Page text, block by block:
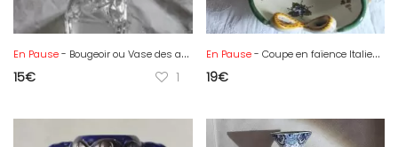
En Pause- Bougeoir ou Vase des années 70 en Cristal dépoli, Krokristall
15€ 1
En Pause- Coupe en faïence Italienne Deruta S.Volpi
19€